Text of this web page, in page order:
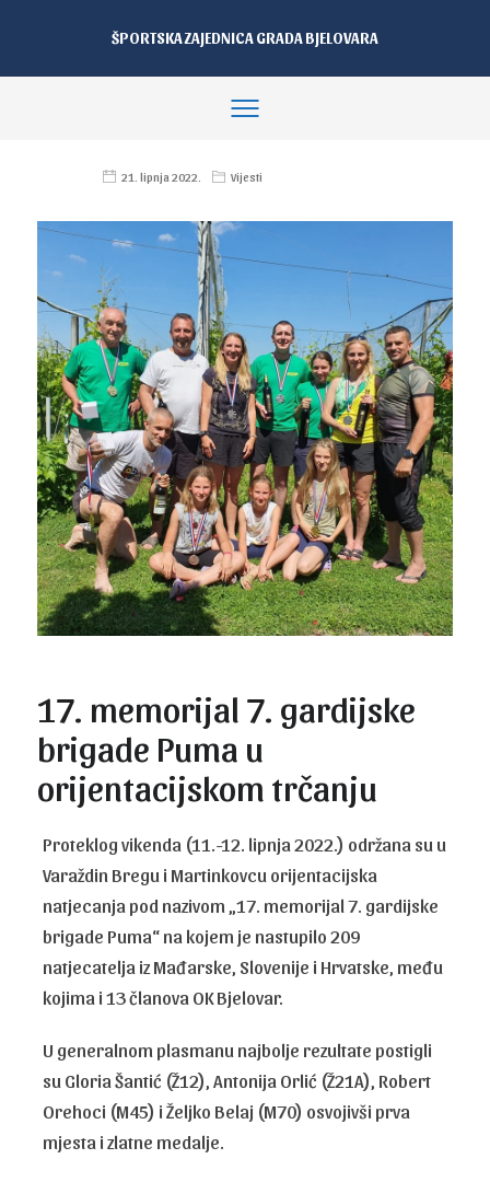
ŠPORTSKA ZAJEDNICA GRADA BJELOVARA
21. lipnja 2022. Vijesti
17. memorijal 7. gardijske
brigade Puma u
orijentacijskom trčanju
Proteklog vikenda (11.-12. lipnja 2022.) održana su u
Varaždin Bregu i Martinkovcu orijentacijska
natjecanja pod nazivom „17. memorijal 7. gardijske
brigade Puma“ na kojem je nastupilo 209
natjecatelja iz Mađarske, Slovenije i Hrvatske, među
kojima i 13 članova OK Bjelovar.
U generalnom plasmanu najbolje rezultate postigli
su Gloria Šantić (Ž12), Antonija Orlić (Ž21A), Robert
Orehoci (M45) i Željko Belaj (M70) osvojivši prva
mjesta i zlatne medalje.